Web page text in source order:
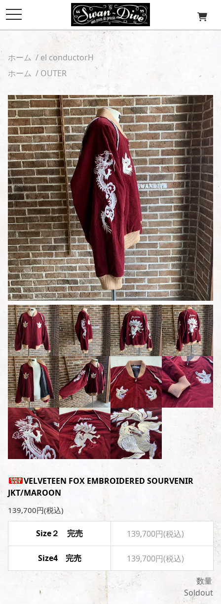
toggle
ホーム / el conductorH
ホーム / OUTER
VELVETEEN FOX EMBROIDERED SOURVENIR
JKT/MAROON
139,700円(税込)
Size２ 完売 139,700円(税込)
Size4 完売 139,700円(税込)
数量
Soldout